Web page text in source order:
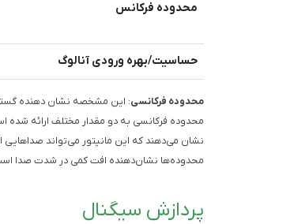
محدوده فرکانس
حساسیت/بهره ورودی آنالوگ
محدوده فرکانسی
محدوده‌ها نشان‌دهنده افت کمی در شدت صدا
پردازش سیگنال